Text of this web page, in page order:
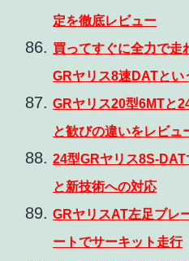
定を徹底レビュー
買ってすぐに全力で
GRヤリス8速DATとい
GRヤリス20型6MTと
と歓びの違いをレビュ
24型GRヤリス8S-
と新技術への対応
GRヤリスAT左足ブレ
ートでサーキット走行